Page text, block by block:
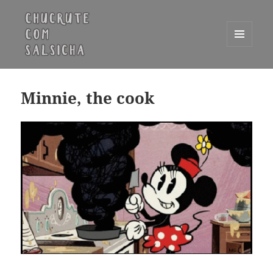
WIDGETS
Minnie, the cook